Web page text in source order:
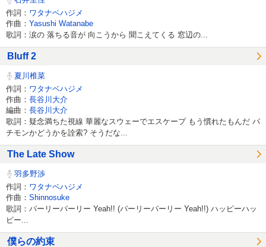
作詞： ワタナベハジメ
作曲： Yasushi Watanabe
歌詞：涙の 落ちる音が 向こうから 聞こえてくる 窓辺の...
Bluff 2
夏川椎菜
作詞： ワタナベハジメ
作曲： 長谷川大介
編曲： 長谷川大介
歌詞：疑念満ちた視線 華麗なスウェーでエスケープ もう慣れたもんだ パ
チモンかどうかを詮索? そうだな...
The Late Show
羽多野渉
作詞： ワタナベハジメ
作曲： Shinnosuke
歌詞：パーリーパーリー Yeah!! (パーリーパーリー Yeah!!) ハッピーハッ
ピー...
僕らの約束